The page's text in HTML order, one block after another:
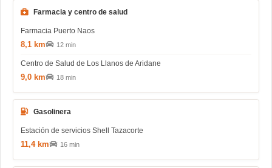
Farmacia y centro de salud
Farmacia Puerto Naos
8,1 km 12 min
Centro de Salud de Los Llanos de Aridane
9,0 km 18 min
Gasolinera
Estación de servicios Shell Tazacorte
11,4 km 16 min